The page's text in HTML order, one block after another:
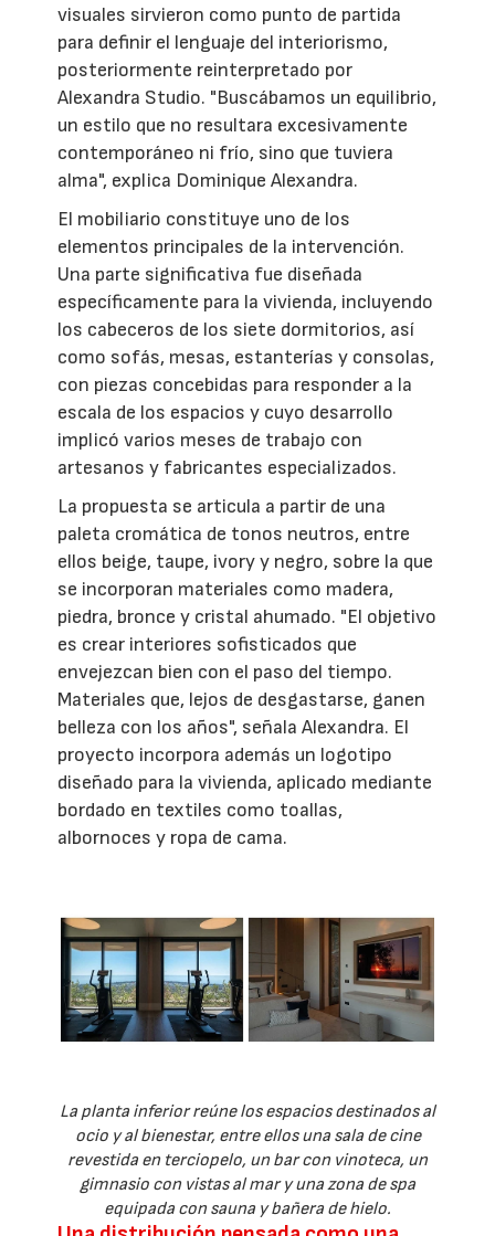
visuales sirvieron como punto de partida
para definir el lenguaje del interiorismo,
posteriormente reinterpretado por
Alexandra Studio. "Buscábamos un equilibrio,
un estilo que no resultara excesivamente
contemporáneo ni frío, sino que tuviera
alma", explica Dominique Alexandra.
El mobiliario constituye uno de los
elementos principales de la intervención.
Una parte significativa fue diseñada
específicamente para la vivienda, incluyendo
los cabeceros de los siete dormitorios, así
como sofás, mesas, estanterías y consolas,
con piezas concebidas para responder a la
escala de los espacios y cuyo desarrollo
implicó varios meses de trabajo con
artesanos y fabricantes especializados.
La propuesta se articula a partir de una
paleta cromática de tonos neutros, entre
ellos beige, taupe, ivory y negro, sobre la que
se incorporan materiales como madera,
piedra, bronce y cristal ahumado. "El objetivo
es crear interiores sofisticados que
envejezcan bien con el paso del tiempo.
Materiales que, lejos de desgastarse, ganen
belleza con los años", señala Alexandra. El
proyecto incorpora además un logotipo
diseñado para la vivienda, aplicado mediante
bordado en textiles como toallas,
albornoces y ropa de cama.
La planta inferior reúne los espacios destinados al
ocio y al bienestar, entre ellos una sala de cine
revestida en terciopelo, un bar con vinoteca, un
gimnasio con vistas al mar y una zona de spa
equipada con sauna y bañera de hielo.